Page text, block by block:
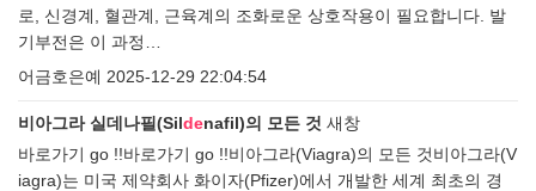
로, 신경계, 혈관계, 근육계의 조화로운 상호작용이 필요합니다. 발
기부전은 이 과정…
어금호은예 2025-12-29 22:04:54
비아그라 실데나필(Sildenafil)의 모든 것 새창
바로가기 go !!바로가기 go !!비아그라(Viagra)의 모든 것비아그라(V
iagra)는 미국 제약회사 화이자(Pfizer)에서 개발한 세계 최초의 경